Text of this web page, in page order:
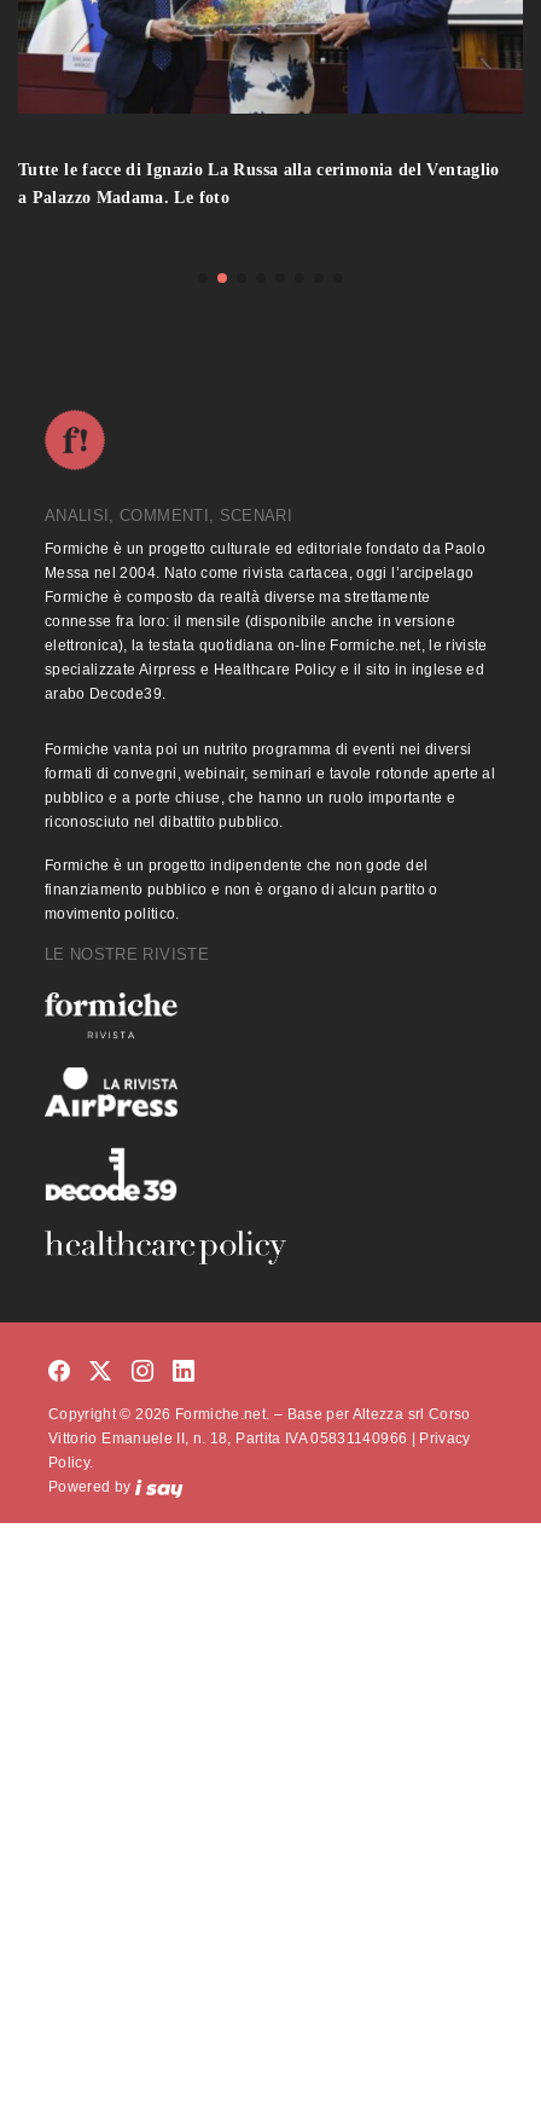
Tutte le facce di Ignazio La Russa alla cerimonia del Ventaglio
a Palazzo Madama. Le foto
ANALISI, COMMENTI, SCENARI
Formiche è un progetto culturale ed editoriale fondato da Paolo
Messa nel 2004. Nato come rivista cartacea, oggi l’arcipelago
Formiche è composto da realtà diverse ma strettamente
connesse fra loro: il mensile (disponibile anche in versione
elettronica), la testata quotidiana on-line Formiche.net, le riviste
specializzate Airpress e Healthcare Policy e il sito in inglese ed
arabo Decode39.
Formiche vanta poi un nutrito programma di eventi nei diversi
formati di convegni, webinair, seminari e tavole rotonde aperte al
pubblico e a porte chiuse, che hanno un ruolo importante e
riconosciuto nel dibattito pubblico.
Formiche è un progetto indipendente che non gode del
finanziamento pubblico e non è organo di alcun partito o
movimento politico.
LE NOSTRE RIVISTE
Copyright © 2026 Formiche.net. – Base per Altezza srl Corso
Vittorio Emanuele II, n. 18, Partita IVA 05831140966 |
Privacy
Policy.
Powered by